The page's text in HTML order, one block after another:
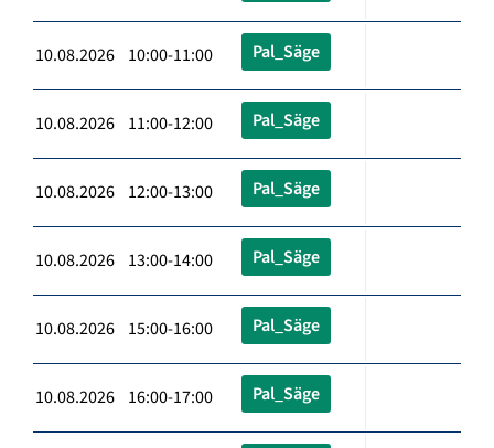
10.08.2026 10:00-11:00 Pal_Säge
10.08.2026 11:00-12:00 Pal_Säge
10.08.2026 12:00-13:00 Pal_Säge
10.08.2026 13:00-14:00 Pal_Säge
10.08.2026 15:00-16:00 Pal_Säge
10.08.2026 16:00-17:00 Pal_Säge